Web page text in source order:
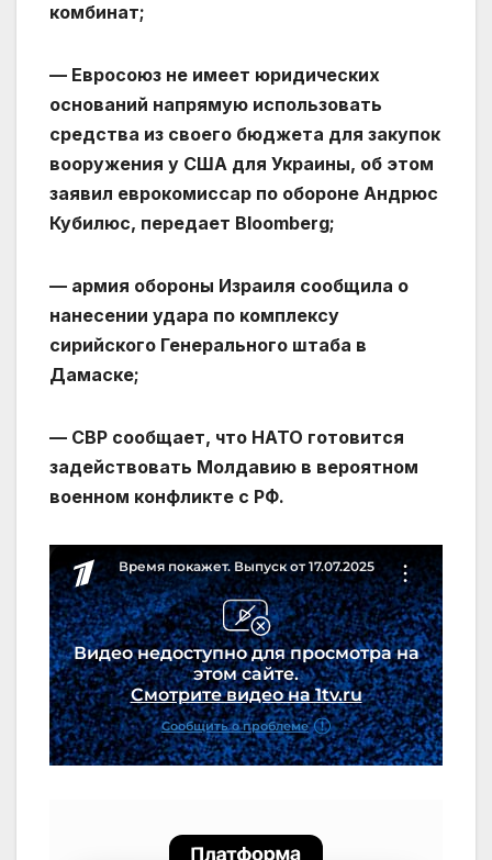
комбинат;
— Евросоюз не имеет юридических
оснований напрямую использовать
средства из своего бюджета для закупок
вооружения у США для Украины, об этом
заявил еврокомиссар по обороне Андрюс
Кубилюс, передает Bloomberg;
— армия обороны Израиля сообщила о
нанесении удара по комплексу
сирийского Генерального штаба в
Дамаске;
— СВР сообщает, что НАТО готовится
задействовать Молдавию в вероятном
военном конфликте с РФ.